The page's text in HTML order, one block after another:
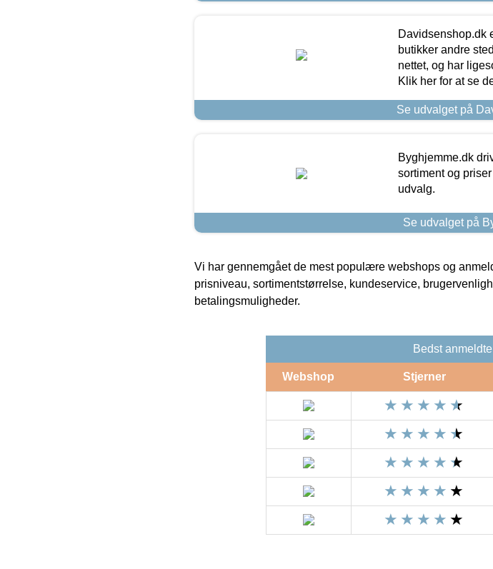
Davidsenshop.dk
butikker andre
nettet, og har
Klik her for at se
Se udvalget på
Byghjemme.dk
sortiment og
udvalg.
Se udvalget på
Vi har gennemgået de mest populære webshops og
prisniveau, sortimentstørrelse, kundeservice,
betalingsmuligheder.
Bedst
Webshop Stjerner